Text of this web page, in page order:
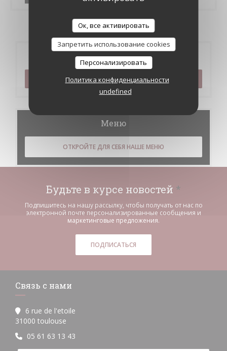
Ок, все активировать
Запретить использование cookies
Персонализировать
Политика конфиденциальности
undefined
Бронирование
ЗАБРОНИРОВАТЬ СТОЛИК
Меню
ОТКРОЙТЕ ДЛЯ СЕБЯ НАШЕ МЕНЮ
Будьте в курсе новостей *
Подпишитесь на нашу рассылку, чтобы получать от нас по
электронной почте персонализированные сообщения и
маркетинговые предложения.
ПОДПИСАТЬСЯ
Связь с нами
6 rue de l'etoile
31000 toulouse
05 61 63 13 43